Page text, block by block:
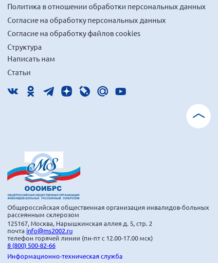
Республика Хакасия
Ростовская область
г. Санкт-Петербург
г. Севастополь
Самарская область СОРС
Самарская область ПРИЗМА
Сахалинская область
Томская область
Тульская область
Ульяновская область
Челябинская область
Ярославская область
Политика в отношении обработки персональных данных
Согласие на обработку персональных данных
Согласие на обработку файлов cookies
Структура
Написать нам
Статьи
Общероссийская общественная организация инвалидов-больных
рассеянным склерозом
125167, Москва, Нарышкинская аллея д. 5, стр. 2
почта info@ms2002.ru
телефон горячей линии (пн-пт с 12.00-17.00 мск)
8 (800) 500-82-66
Информационно-техническая служба